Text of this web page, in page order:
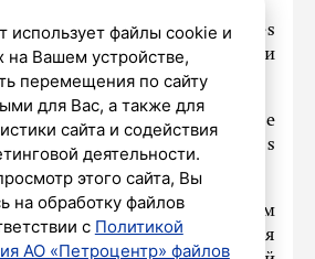
на объекте Wildberries
области, который атаковали
локализованы.
рассказали в пресс-службе
Wildberries и Russ
действиям
очаги возгорания
использует файлы cookie и
на Вашем устройстве,
перемещения по сайту
для Вас, а также для
сайта и содействия
деятельности.
этого сайта, Вы
на обработку файлов
с Политикой
АО «Петроцентр» файлов